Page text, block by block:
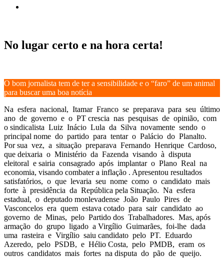
No lugar certo e na hora certa!
O bom jornalista tem de ter a sensibilidade e o “faro” de um animal
para buscar uma boa notícia
Na esfera nacional, Itamar Franco se preparava para seu último
ano de governo e o PT crescia nas pesquisas de opinião, com
o sindicalista Luiz Inácio Lula da Silva novamente sendo o
principal nome do partido para tentar o Palácio do Planalto.
Por sua vez, a situação preparava Fernando Henrique Cardoso,
que deixaria o Ministério da Fazenda visando à disputa
eleitoral e sairia consagrado após implantar o Plano Real na
economia, visando combater a inflação . Apresentou resultados
satisfatórios, o que levaria seu nome como o candidato mais
forte à presidência da República pela Situação. Na esfera
estadual, o deputado monlevadense João Paulo Pires de
Vasconcelos era quem estava cotado para sair candidato ao
governo de Minas, pelo Partido dos Trabalhadores. Mas, após
armação do grupo ligado a Virgílio Guimarães, foi-lhe dada
uma rasteira e Virgílio saiu candidato pelo PT. Eduardo
Azeredo, pelo PSDB, e Hélio Costa, pelo PMDB, eram os
outros candidatos mais fortes na disputa do pão de queijo.